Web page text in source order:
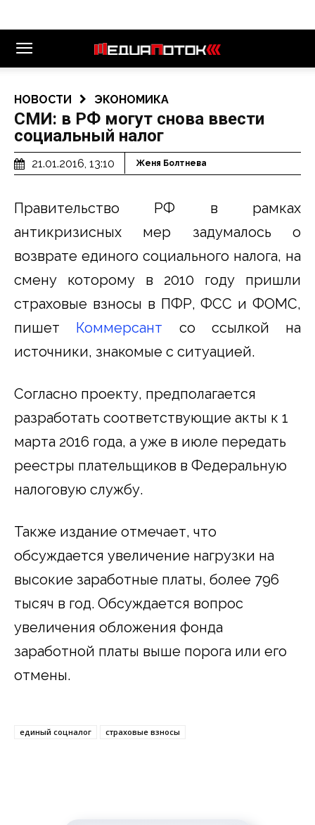
НОВОСТИ ЭКОНОМИКА
СМИ: в РФ могут снова ввести
социальный налог
21.01.2016, 13:10 Женя Болтнева
Правительство РФ в рамках
антикризисных мер задумалось о
возврате единого социального налога, на
смену которому в 2010 году пришли
страховые взносы в ПФР, ФСС и ФОМС,
пишет Коммерсант со ссылкой на
источники, знакомые с ситуацией.
Согласно проекту, предполагается
разработать соответствующие акты к 1
марта 2016 года, а уже в июле передать
реестры плательщиков в Федеральную
налоговую службу.
Также издание отмечает, что
обсуждается увеличение нагрузки на
высокие заработные платы, более 796
тысяч в год. Обсуждается вопрос
увеличения обложения фонда
заработной платы выше порога или его
отмены.
единый соцналог страховые взносы